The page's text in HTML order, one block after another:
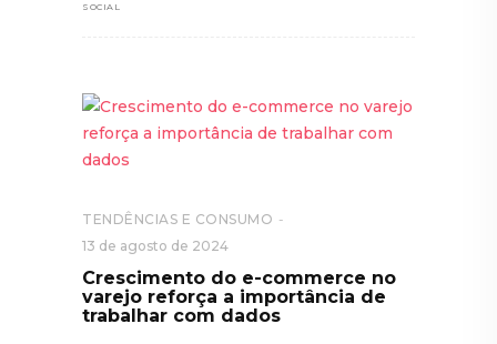
SOCIAL
TENDÊNCIAS E CONSUMO
13 de agosto de 2024
Crescimento do e-commerce no
varejo reforça a importância de
trabalhar com dados